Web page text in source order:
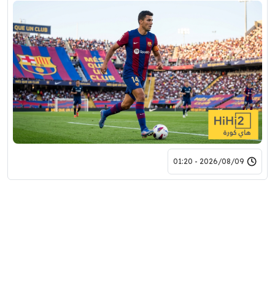
2026/08/09 - 01:20